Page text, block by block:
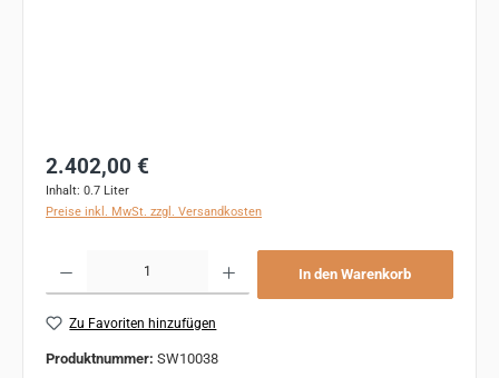
Regulärer Preis:
2.402,00 €
Inhalt: 0.7 Liter
Preise inkl. MwSt. zzgl. Versandkosten
In den Warenkorb
Zu Favoriten hinzufügen
Produktnummer: SW10038